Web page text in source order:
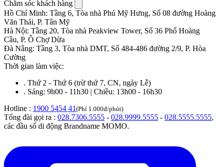
Chăm sóc khách hàng
Hồ Chí Minh: Tầng 6, Tòa nhà Phú Mỹ Hưng, Số 08 đường Hoàng
Văn Thái, P. Tân Mỹ
Hà Nội: Tầng 20, Tòa nhà Peakview Tower, Số 36 Phố Hoàng
Cầu, P. Ô Chợ Dừa
Đà Nẵng: Tầng 3, Tòa nhà DMT, Số 484-486 đường 2/9, P. Hòa
Cường
Thời gian làm việc:
. Thứ 2 - Thứ 6 (trừ thứ 7, CN, ngày Lễ)
. Sáng: 9h00 - 11h30 | Chiều: 13h00 - 16h30
Hotline : 1900 5454 41 (Phí 1.000đ/phút)
Tổng đài gọi ra : 028.7306.5555 - 028.9999.5555 - 028.5555.5555,
các đầu số di động Brandname MOMO.